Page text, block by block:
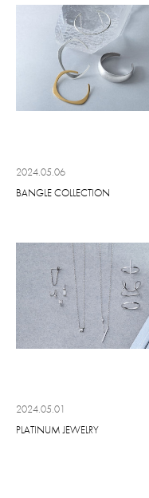
2024.05.06
BANGLE COLLECTION
2024.05.01
PLATINUM JEWELRY